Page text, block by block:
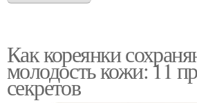
Как кореянки
молодость кожи: 11
секретов